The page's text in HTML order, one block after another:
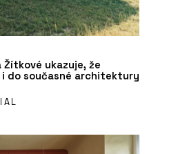
ukazuje, že
do současné architektury